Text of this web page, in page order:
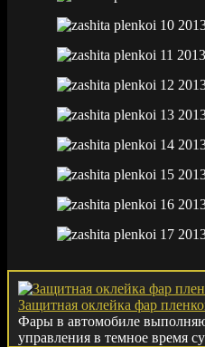
Защитная оклейка фар
Фары в автомобиле
управления в темное время